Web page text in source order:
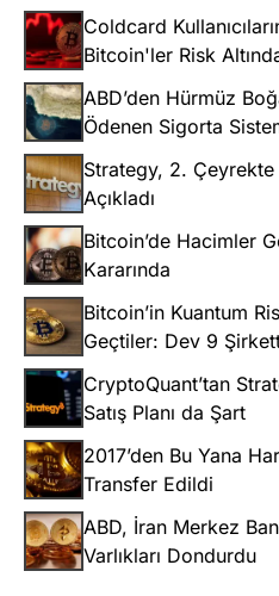
Coldcard
Bitcoin'ler Risk
ABD’den Hürmüz
Ödenen Sigorta
Strategy, 2.
Açıkladı
Bitcoin’de Hacimler
Kararında
Bitcoin’in Kuantum
Geçtiler: Dev 9
CryptoQuant’tan
Satış Planı da Şart
2017’den Bu Yana
Transfer Edildi
ABD, İran Merkez
Varlıkları Dondurdu